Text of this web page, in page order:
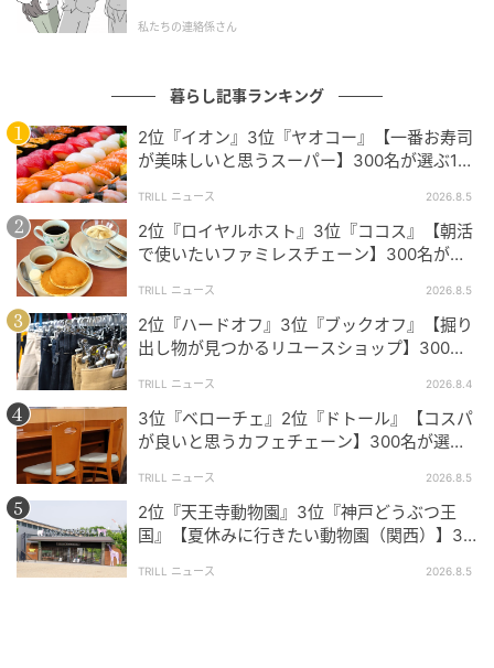
その理由は、価格の手頃さとデザインバリエーション
の豊富さ。実際に店舗で座り心地を試せることや、サ
さに合わせやすい点など、たくさんの魅力がコメント
されています。配送や組み立てなどのサービス面も高
く評価されており、「お、ねだん以上。」を実感する
声が多く見られました。
ニトリは価格がお手頃でデザインも豊富なので選びました。品
質も良く、実際に店舗で座り心地を試せるのが魅力です。友人
からの評判も良いので安心して購入できます。（36歳/女性）
サイズやデザインの展開が多く、部屋に合ったソファを見つけ
やすいです。また、お手頃な価格の商品も多いのも魅力的で
す。（28歳/女性）
価格と品質のバランスが良く、ソファの種類も豊富で選びやす
私たちの連絡係さん
暮らし記事ランキング
2位『イオン』3位『ヤオコー』【一番お寿司
が美味しいと思うスーパー】300名が選ぶ1位
TRILL ニュース 2026.8.5
2位『ロイヤルホスト』3位『ココス』【朝活
で使いたいファミレスチェーン】300名が選
TRILL ニュース 2026.8.5
2位『ハードオフ』3位『ブックオフ』【掘り
出し物が見つかるリユースショップ】300名
豊富」
TRILL ニュース 2026.8.4
3位『ベローチェ』2位『ドトール』【コスパ
が良いと思うカフェチェーン】300名が選ぶ1
足」
TRILL ニュース 2026.8.5
2位『天王寺動物園』3位『神戸どうぶつ王
国』【夏休みに行きたい動物園（関西）】30
める」
TRILL ニュース 2026.8.5